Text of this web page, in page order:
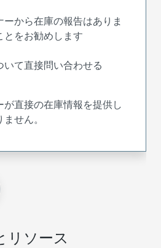
リソース
から在庫の報告はありま
をお勧めします
て直接問い合わせる
直接の在庫情報を提供し
せん。